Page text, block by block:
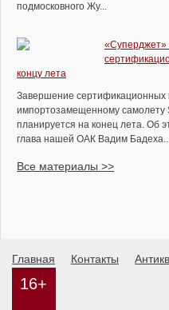
подмосковного Жу...
«Суперджет»
концу лета
Завершение сертификационных
импортозамещенному самолету
планируется на конец лета. Об
глава нашей ОАК Вадим
Все материалы >>
Главная Контакты
16+